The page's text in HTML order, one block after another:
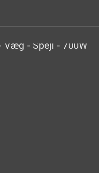
Væg - Spejl - 700W